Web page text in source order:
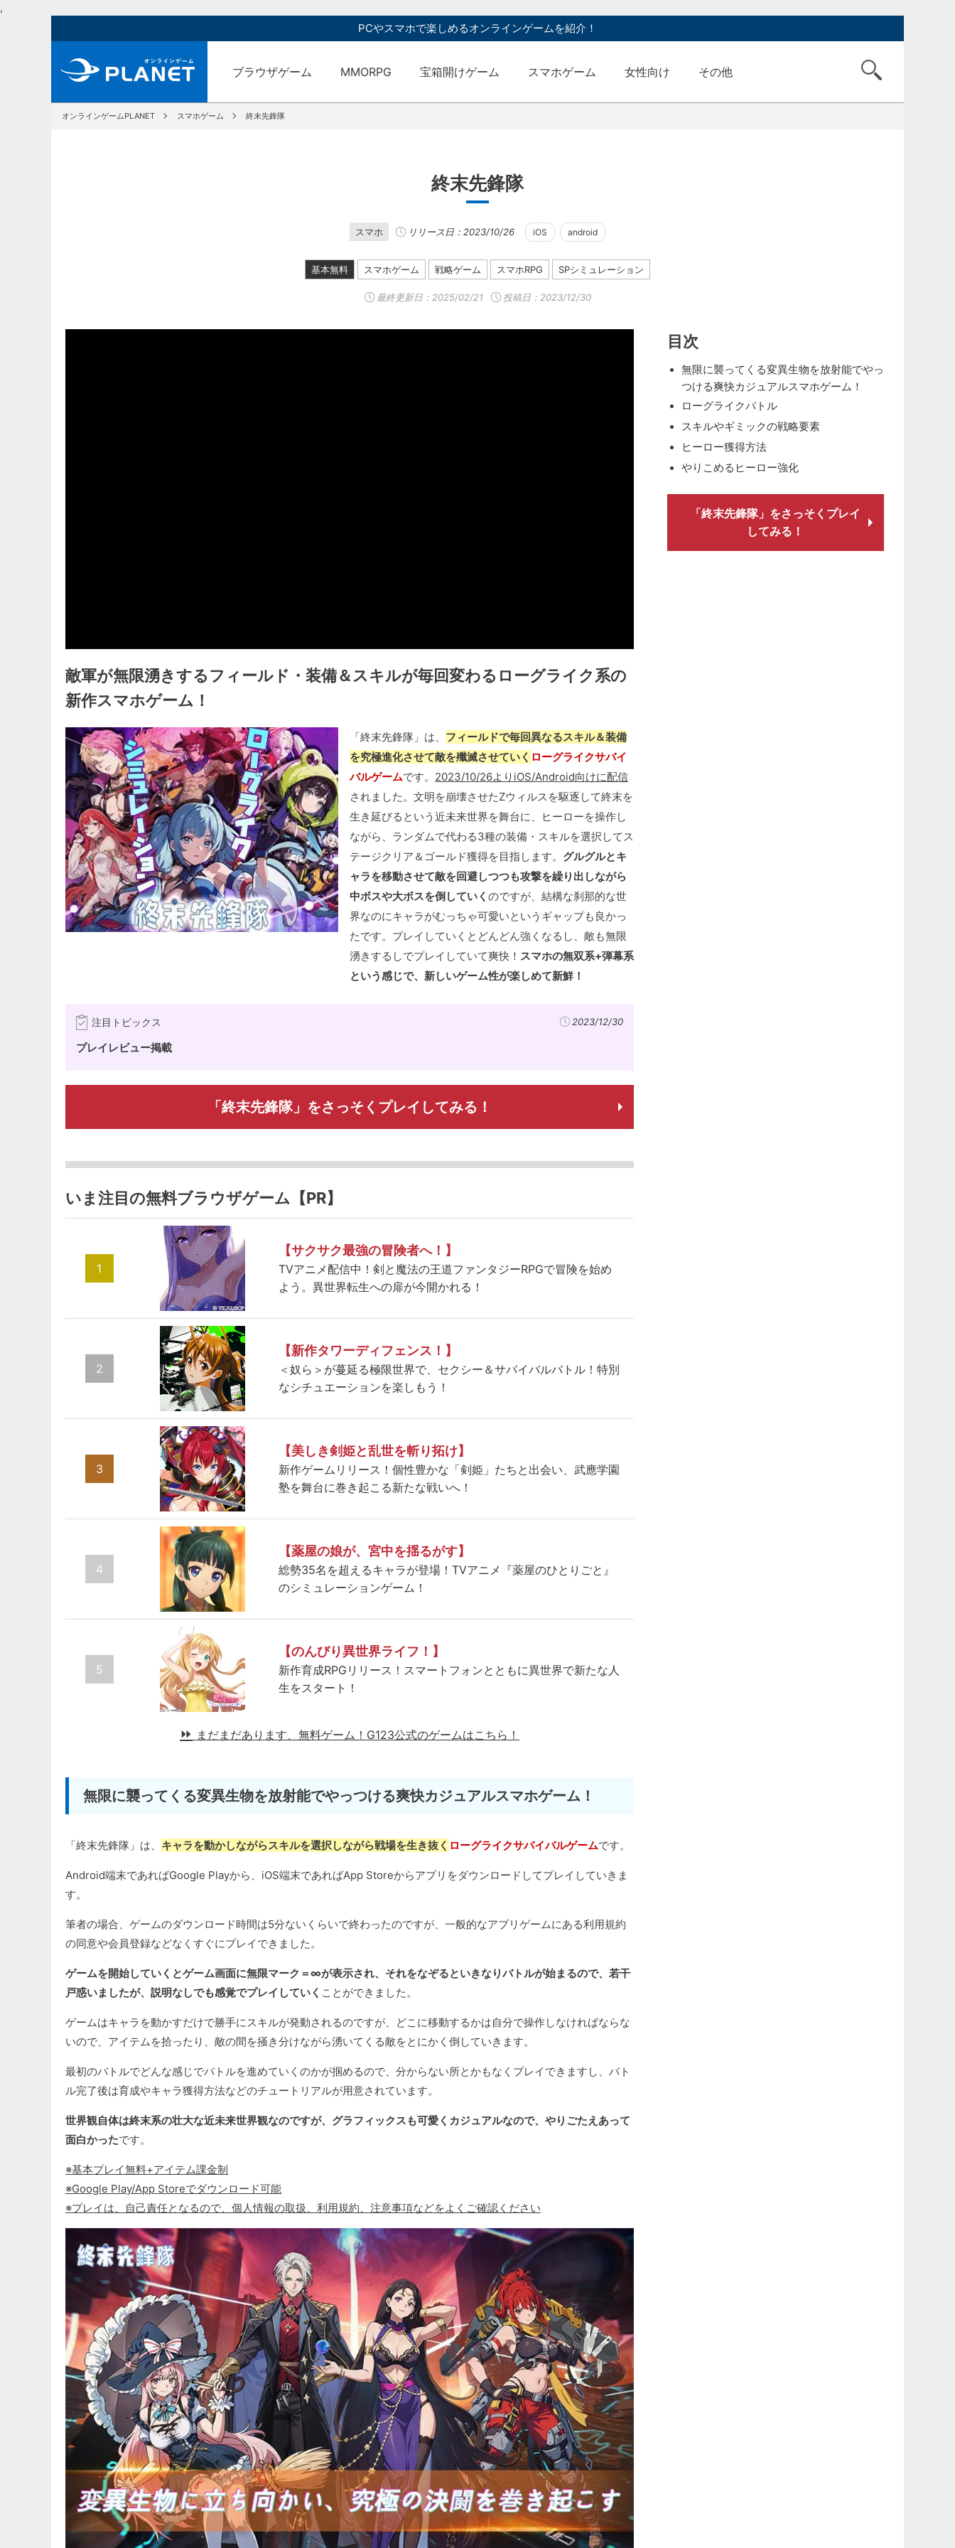
,
PCやスマホで楽しめるオンラインゲームを紹介！
ブラウザゲーム MMORPG 宝箱開けゲーム スマホゲーム 女性向け その他
オンラインゲームPLANET スマホゲーム 終末先鋒隊
終末先鋒隊
スマホ リリース日：2023/10/26 iOS android
基本無料 スマホゲーム 戦略ゲーム スマホRPG SPシミュレーション
最終更新日： 2025/02/21 投稿日：2023/12/30
敵軍が無限湧きするフィールド・装備＆スキルが毎回変わるローグライク系の
新作スマホゲーム！
「終末先鋒隊」は、 フィールドで毎回異なるスキル＆装備
を究極進化させて敵を殲滅させていく ローグライクサバイ
バルゲームです。 2023/10/26よりiOS/Android向けに配信
されました。文明を崩壊させたZウィルスを駆逐して終末を
生き延びるという近未来世界を舞台に、ヒーローを操作し
ながら、ランダムで代わる3種の装備・スキルを選択してス
テージクリア＆ゴールド獲得を目指します。 グルグルとキ
ャラを移動させて敵を回避しつつも攻撃を繰り出しながら
中ボスや大ボスを倒していくのですが、結構な刹那的な世
界なのにキャラがむっちゃ可愛いというギャップも良かっ
たです。プレイしていくとどんどん強くなるし、敵も無限
湧きするしでプレイしていて爽快！ スマホの無双系+弾幕系
という感じで、新しいゲーム性が楽しめて新鮮！
注目トピックス 2023/12/30
プレイレビュー掲載
「終末先鋒隊」をさっそくプレイしてみる！
いま注目の無料ブラウザゲーム【PR】
1
【サクサク最強の冒険者へ！】
TVアニメ配信中！剣と魔法の王道ファンタジーRPGで冒険を始め
よう。異世界転生への扉が今開かれる！
2
【新作タワーディフェンス！】
＜奴ら＞が蔓延る極限世界で、セクシー＆サバイバルバトル！特別
なシチュエーションを楽しもう！
3
【美しき剣姫と乱世を斬り拓け】
新作ゲームリリース！個性豊かな「剣姫」たちと出会い、武應学園
塾を舞台に巻き起こる新たな戦いへ！
4
【薬屋の娘が、宮中を揺るがす】
総勢35名を超えるキャラが登場！TVアニメ『薬屋のひとりごと』
のシミュレーションゲーム！
5
【のんびり異世界ライフ！】
新作育成RPGリリース！スマートフォンとともに異世界で新たな人
生をスタート！
まだまだあります、無料ゲーム！ G123公式のゲームはこちら！
無限に襲ってくる変異生物を放射能でやっつける爽快カジュアルスマホゲーム！
「終末先鋒隊」は、 キャラを動かしながらスキルを選択しながら戦場を生き抜く ローグライクサバイバルゲームです。
Android端末であればGoogle Playから、iOS端末であればApp Storeからアプリをダウンロードしてプレイしていきま
す。
筆者の場合、ゲームのダウンロード時間は5分ないくらいで終わったのですが、一般的なアプリゲームにある利用規約
の同意や会員登録などなくすぐにプレイできました。
ゲームを開始していくとゲーム画面に無限マーク＝∞が表示され、それをなぞるといきなりバトルが始まるので、若干
戸惑いましたが、説明なしでも感覚でプレイしていく ことができました。
ゲームはキャラを動かすだけで勝手にスキルが発動されるのですが、どこに移動するかは自分で操作しなければならな
いので、アイテムを拾ったり、敵の間を掻き分けながら湧いてくる敵をとにかく倒していきます。
最初のバトルでどんな感じでバトルを進めていくのかが掴めるので、分からない所とかもなくプレイできますし、バト
ル完了後は育成やキャラ獲得方法などのチュートリアルが用意されています。
世界観自体は終末系の壮大な近未来世界観なのですが、グラフィックスも可愛くカジュアルなので、やりごたえあって
面白かったです。
※基本プレイ無料+アイテム課金制
※Google Play/App Storeでダウンロード可能
※プレイは、自己責任となるので、個人情報の取扱、利用規約、注意事項などをよくご確認ください
目次
無限に襲ってくる変異生物を放射能でやっ
つける爽快カジュアルスマホゲーム！
ローグライクバトル
スキルやギミックの戦略要素
ヒーロー獲得方法
やりこめるヒーロー強化
「終末先鋒隊」をさっそくプレイ
してみる！